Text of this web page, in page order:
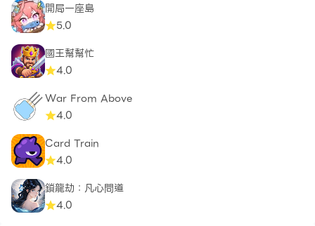
開局一座島
5.0
國王幫幫忙
4.0
War From Above
4.0
Card Train
4.0
鎖龍劫：凡心問道
4.0